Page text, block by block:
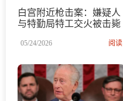
白宫附近枪击案：嫌疑人
与特勤局特工交火被击毙
05/24/2026 阅读